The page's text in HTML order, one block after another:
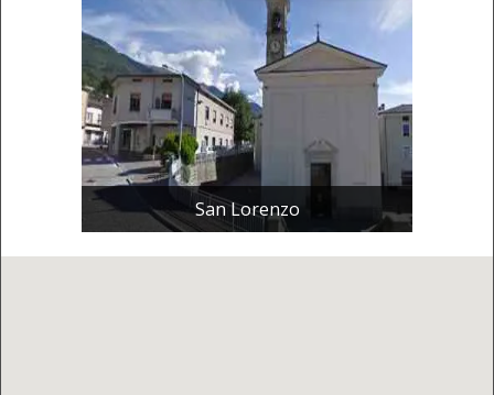
San Lorenzo